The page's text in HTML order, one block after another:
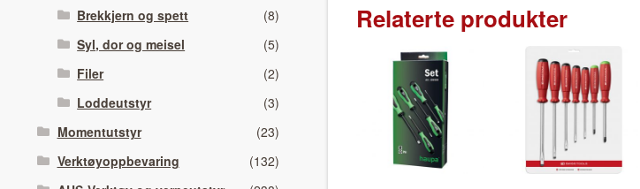
Relaterte produkter
Brekkjern og spett
(8)
Syl, dor og meisel
(5)
Filer
(2)
Loddeutstyr
(3)
Momentutstyr
(23)
Verktøyoppbevaring
(132)